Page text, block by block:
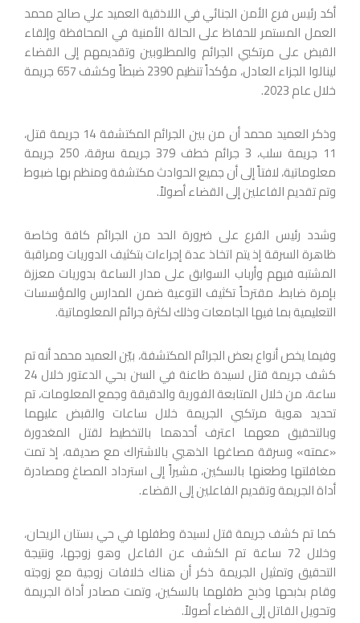
أكد رئيس فرع الأمن الجنائي في اللاذقية العميد علي صالح محمد
العمل المستمر للحفاظ على الحالة الأمنية في المحافظة وإلقاء
القبض على مرتكبي الجرائم والمطلوبين وتقديمهم إلى القضاء
لينالوا الجزاء العادل، مؤكداً تنظيم 2390 ضبطاً وكشف 657 جريمة
خلال عام 2023.
وذكر العميد محمد أن من بين الجرائم المكتشفة 14 جريمة قتل،
11 جريمة سلب، 3 جرائم خطف 379 جريمة سرقة، 250 جريمة
معلوماتية، لافتاً إلى أن جميع الحوادث مكتشفة ومنظم بها ضبوط
وتم تقديم الفاعلين إلى القضاء أصولاً.
وشدد رئيس الفرع على ضرورة الحد من الجرائم كافة وخاصة
ظاهرة السرقة إذ يتم اتخاذ عدة إجراءات بتكثيف الدوريات ومراقبة
المشتبه فيهم وأرباب السوابق على مدار الساعة بدوريات معززة
بإمرة ضابط، مقترحاً تكثيف التوعية ضمن المدارس والمؤسسات
التعليمية بما فيها الجامعات وذلك لكثرة جرائم المعلوماتية.
وفيما يخص أنواع بعض الجرائم المكتشفة، بيّن العميد محمد أنه تم
كشف جريمة قتل لسيدة طاعنة في السن بحي الدعتور خلال 24
ساعة، من خلال المتابعة الفورية والدقيقة وجمع المعلومات، تم
تحديد هوية مرتكبي الجريمة خلال ساعات والقبض عليهما
وبالتحقيق معهما اعترف أحدهما بالتخطيط لقتل المغدورة
«عمته» وسرقة مصاغها الذهبي بالاشتراك مع صديقه، إذ تمت
مغافلتها وطعنها بالسكين، مشيراً إلى استرداد المصاغ ومصادرة
أداة الجريمة وتقديم الفاعلين إلى القضاء.
كما تم كشف جريمة قتل لسيدة وطفلها في حي بستان الريحان،
وخلال 72 ساعة تم الكشف عن الفاعل وهو زوجها، ونتيجة
التحقيق وتمثيل الجريمة ذكر أن هناك خلافات زوجية مع زوجته
وقام بذبحها وذبح طفلهما بالسكين، وتمت مصادر أداة الجريمة
وتحويل القاتل إلى القضاء أصولاً.